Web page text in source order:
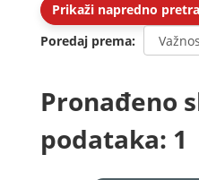
Prikaži napredno
Poredaj prema
Pronađeno
podataka: 1